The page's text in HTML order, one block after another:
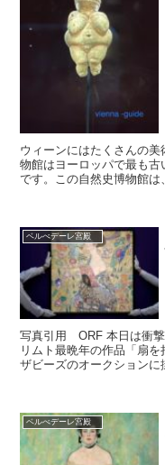
ウィーンにはたくさんの
物館はヨーロッパで最も
です。この自然史博物館
ベルべデーレ宮殿
写真引用 ORF 本日は衝撃
リムト最晩年の作品「扇
ザビーズのオークション
ベルべデーレ宮殿